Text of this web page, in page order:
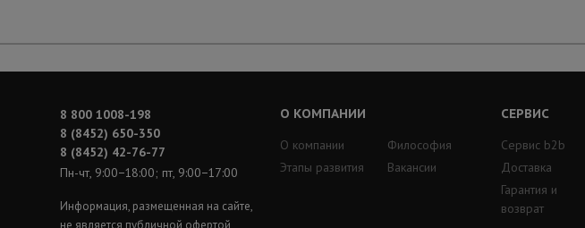
8 800 1008-198
8 (8452) 650-350
8 (8452) 42-76-77
Пн-чт, 9:00−18:00; пт, 9:00−17:00
Информация, размещенная на сайте,
не является публичной офертой
О КОМПАНИИ
О компании
Этапы развития
Философия
Вакансии
СЕРВИС
Сервис b2b
Доставка
Гарантия и
возврат